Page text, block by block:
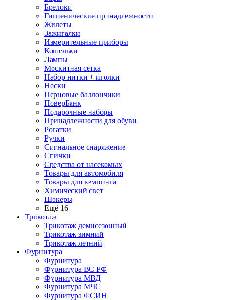
Брелоки
Гигиенические принадлежности
Жилеты
Зажигалки
Измерительные приборы
Кошельки
Лампы
Москитная сетка
Набор нитки + иголки
Носки
Перцовые баллончики
ПоверБанк
Подарочные наборы
Принадлежности для обуви
Рогатки
Ручки
Сигнальное снаряжение
Спички
Средства от насекомых
Товары для автомобиля
Товары для кемпинга
Химический свет
Шокеры
Ещё 16
Трикотаж
Трикотаж демисезонный
Трикотаж зимний
Трикотаж летний
Фурнитура
Фурнитура
Фурнитура ВС РФ
Фурнитура МВД
Фурнитура МЧС
Фурнитура ФСИН